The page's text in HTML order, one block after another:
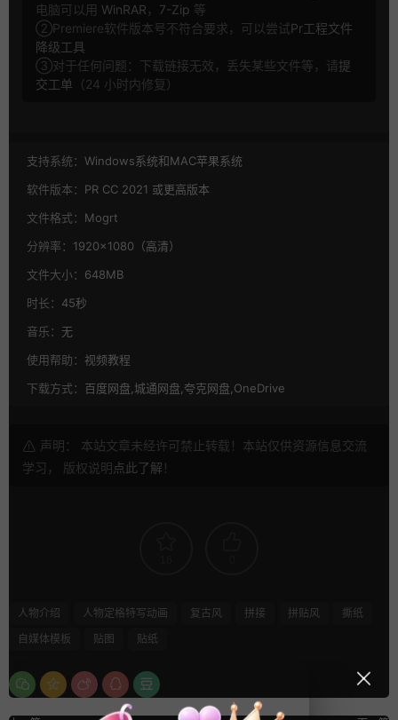
电脑可以用 WinRAR ， 7-Zip 等
②Premiere软件版本号不符合要求，可以尝试Pr工程文件
降级工具
③对于任何问题：下载链接无效，丢失某些文件等，请提
交工单 （24 小时内修复）
支持系统： Windows系统和MAC苹果系统
软件版本： PR CC 2021 或更高版本
文件格式： Mogrt
分辨率： 1920×1080（高清）
文件大小： 648MB
时长： 45秒
音乐： 无
使用帮助： 视频教程
下载方式： 百度网盘,城通网盘,夸克网盘,OneDrive
声明： 本站文章未经许可禁止转载！本站仅供资源信息交流
学习， 版权说明点此了解 ！
人物介绍 人物定格特写动画 复古风 拼接 拼贴风
撕纸
自媒体模板
贴图 贴纸